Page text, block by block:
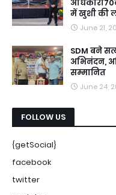
में खुशी की
June 21,
SDM बने
अभिनंदन,
सम्मानित
June 24,
FOLLOW US
{getSocial}
facebook
twitter